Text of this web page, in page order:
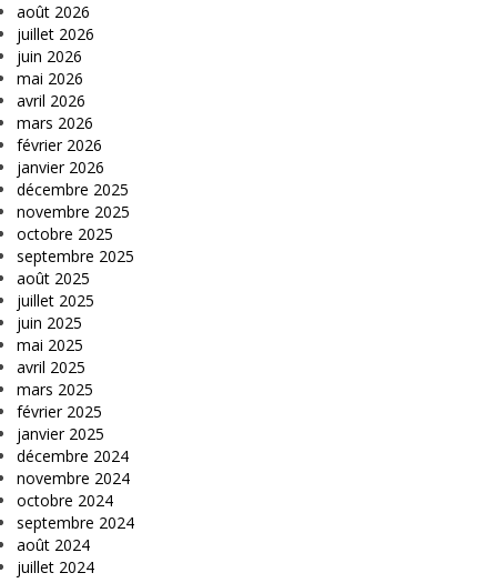
août 2026
juillet 2026
juin 2026
mai 2026
avril 2026
mars 2026
février 2026
janvier 2026
décembre 2025
novembre 2025
octobre 2025
septembre 2025
août 2025
juillet 2025
juin 2025
mai 2025
avril 2025
mars 2025
février 2025
janvier 2025
décembre 2024
novembre 2024
octobre 2024
septembre 2024
août 2024
juillet 2024